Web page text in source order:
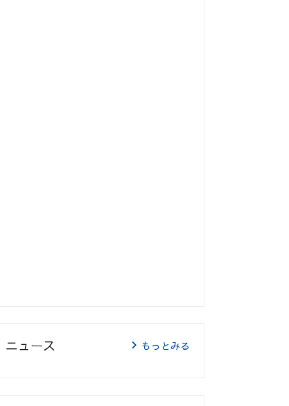
ニュース もっとみる